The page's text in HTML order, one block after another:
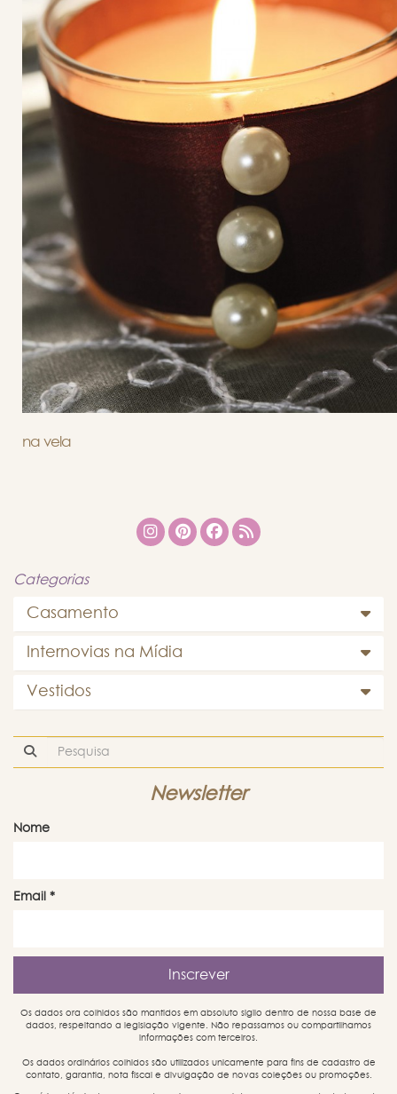
na vela
Categorias
Casamento
Internovias na Mídia
Vestidos
Newsletter
Nome
Email *
Os dados ora colhidos são mantidos em absoluto sigilo dentro de nossa base de
dados, respeitando a legislação vigente. Não repassamos ou compartilhamos
informações com terceiros.
Os dados ordinários colhidos são utilizados unicamente para fins de cadastro de
contato, garantia, nota fiscal e divulgação de novas coleções ou promoções.